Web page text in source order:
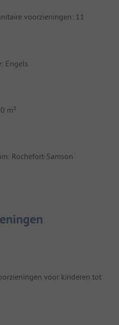
voorzieningen: 11
Engels
m²
Rochefort-Samson
voor kinderen tot